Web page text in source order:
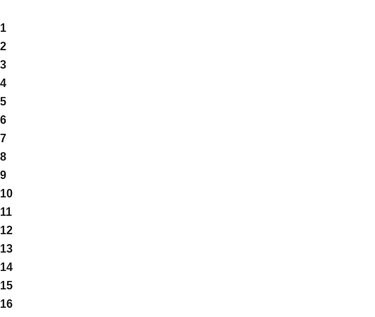
1
2
3
4
5
6
7
8
9
10
11
12
13
14
15
16